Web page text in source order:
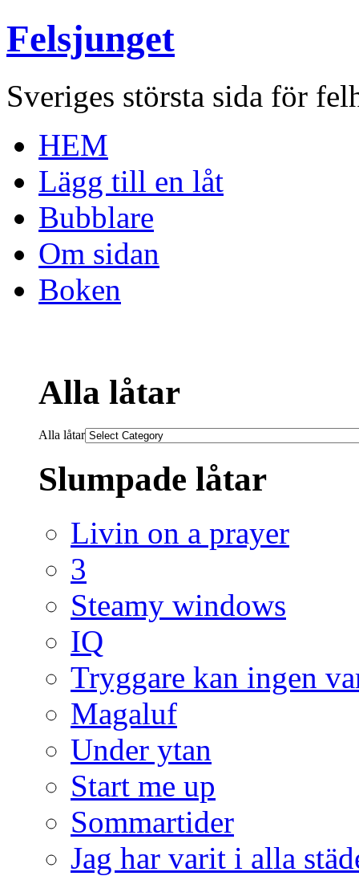
Felsjunget
Sveriges största sida för
HEM
Lägg till en låt
Bubblare
Om sidan
Boken
Alla låtar
Alla låtar
Slumpade låtar
Livin on a prayer
3
Steamy windows
IQ
Tryggare kan ingen
Magaluf
Under ytan
Start me up
Sommartider
Jag har varit i alla